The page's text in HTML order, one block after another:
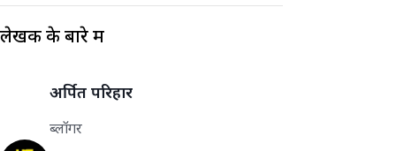
लेखक के बारे में
अर्पित परिहार
ब्लॉगर